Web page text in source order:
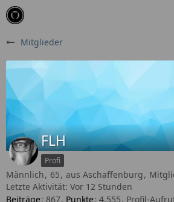
Mitglieder
FLH
Profi
Männlich 65 aus Aschaffenburg
Letzte Aktivität: Vor 12 Stunden
Beiträge 867 Punkte 4.555 Profil-